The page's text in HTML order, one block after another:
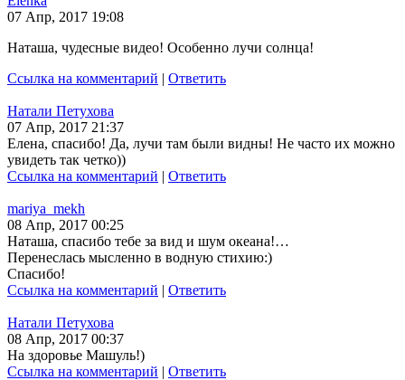
07 Апр, 2017 19:08
Наташа, чудесные видео! Особенно лучи солнца!
Ссылка на комментарий | Ответить
Натали Петухова
07 Апр, 2017 21:37
Елена, спасибо! Да, лучи там были видны! Не часто их можно
увидеть так четко))
Ссылка на комментарий | Ответить
mariya_mekh
08 Апр, 2017 00:25
Наташа, спасибо тебе за вид и шум океана!…
Перенеслась мысленно в водную стихию:)
Спасибо!
Ссылка на комментарий | Ответить
Натали Петухова
08 Апр, 2017 00:37
На здоровье Машуль!)
Ссылка на комментарий | Ответить